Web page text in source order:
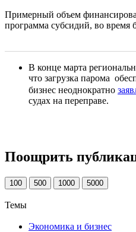
Примерный объем
программа субсидий, во время
В конце марта
что загрузка парома
бизнес неоднократно
судах на переправе.
Поощрить
100 500 1000 5000
Темы
Экономика и бизнес